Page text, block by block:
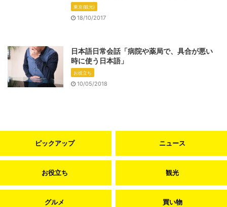
東京(観光)
18/10/2017
日本語日常会話「病院や薬局で、具合が悪い
時に使う日本語」
お役立ち
10/05/2018
ピックアップ ニュース
お役立ち 観光
グルメ 買い物